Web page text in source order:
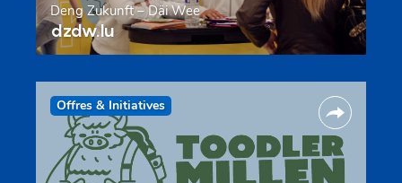
Deng Zukunft – Däi Wee
dzdw.lu
Offres & Initiatives